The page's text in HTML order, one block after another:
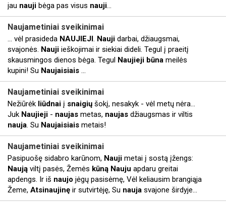
jau nauji bėga pas visus nauji...
Naujametiniai sveikinimai
... vėl prasideda NAUJIEJI. Nauji darbai, džiaugsmai,
svajonės. Nauji ieškojimai ir siekiai dideli. Tegul į praeitį
skausmingos dienos bėga. Tegul Naujieji būna meilės
kupini! Su Naujaisiais ...
Naujametiniai sveikinimai
Nežiūrėk liūdnai į snaigių šokį, nesakyk - vėl metų nėra...
Juk Naujieji - naujas metas, naujas džiaugsmas ir viltis
nauja. Su Naujaisiais metais!
Naujametiniai sveikinimai
Pasipuošę sidabro karūnom, Nauji metai į sostą įžengs:
Naują viltį pasės, Žemės kūną Nauju apdaru greitai
apdengs. Ir iš naujo jėgų pasisėmę, Vėl keliausim brangiąja
Žeme, Atsinaujinę ir sutvirtėję, Su nauja svajone širdyje...